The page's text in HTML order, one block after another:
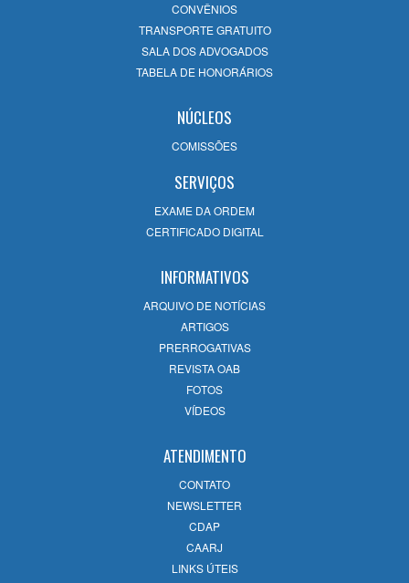
CONVÊNIOS
TRANSPORTE GRATUITO
SALA DOS ADVOGADOS
TABELA DE HONORÁRIOS
NÚCLEOS
COMISSÕES
SERVIÇOS
EXAME DA ORDEM
CERTIFICADO DIGITAL
INFORMATIVOS
ARQUIVO DE NOTÍCIAS
ARTIGOS
PRERROGATIVAS
REVISTA OAB
FOTOS
VÍDEOS
ATENDIMENTO
CONTATO
NEWSLETTER
CDAP
CAARJ
LINKS ÚTEIS